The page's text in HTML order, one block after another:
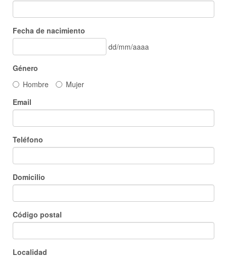
Fecha de nacimiento
dd/mm/aaaa
Género
Hombre
Mujer
Email
Teléfono
Domicilio
Código postal
Localidad